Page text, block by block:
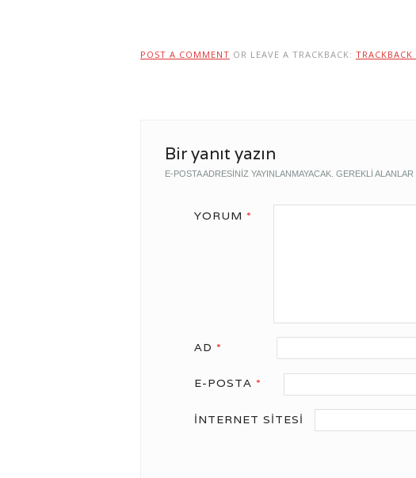
POST A COMMENT OR LEAVE A TRACKBACK: TRACKBACK
Bir yanıt yazın
E-POSTA ADRESINIZ YAYINLANMAYACAK. GEREKLI ALANLAR
YORUM *
AD *
E-POSTA *
İNTERNET SITESI